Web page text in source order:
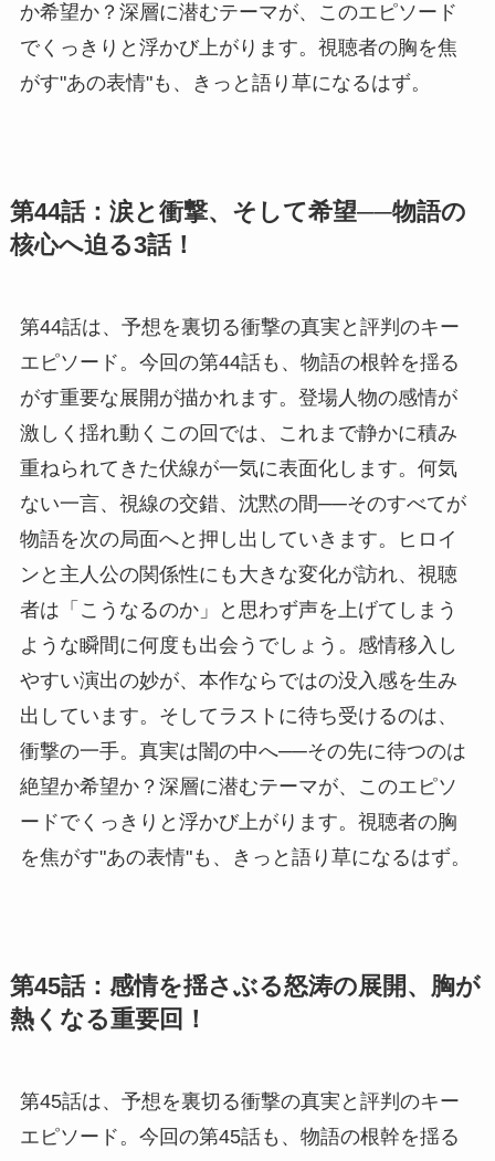
か希望か？深層に潜むテーマが、このエピソード
でくっきりと浮かび上がります。視聴者の胸を焦
がす"あの表情"も、きっと語り草になるはず。
第44話：涙と衝撃、そして希望──物語の
核心へ迫る3話！
第44話は、予想を裏切る衝撃の真実と評判のキー
エピソード。今回の第44話も、物語の根幹を揺る
がす重要な展開が描かれます。登場人物の感情が
激しく揺れ動くこの回では、これまで静かに積み
重ねられてきた伏線が一気に表面化します。何気
ない一言、視線の交錯、沈黙の間──そのすべてが
物語を次の局面へと押し出していきます。ヒロイ
ンと主人公の関係性にも大きな変化が訪れ、視聴
者は「こうなるのか」と思わず声を上げてしまう
ような瞬間に何度も出会うでしょう。感情移入し
やすい演出の妙が、本作ならではの没入感を生み
出しています。そしてラストに待ち受けるのは、
衝撃の一手。真実は闇の中へ──その先に待つのは
絶望か希望か？深層に潜むテーマが、このエピソ
ードでくっきりと浮かび上がります。視聴者の胸
を焦がす"あの表情"も、きっと語り草になるはず。
第45話：感情を揺さぶる怒涛の展開、胸が
熱くなる重要回！
第45話は、予想を裏切る衝撃の真実と評判のキー
エピソード。今回の第45話も、物語の根幹を揺る